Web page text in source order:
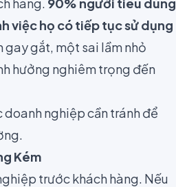
việc họ có tiếp tục sử dụng
gay gắt, một sai lầm nhỏ
hưởng nghiêm trọng đến
doanh nghiệp cần tránh để
Kém
trước khách hàng. Nếu